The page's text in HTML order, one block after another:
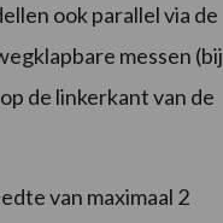
ook parallel via de
messen (bij
de linkerkant van de
van maximaal 2